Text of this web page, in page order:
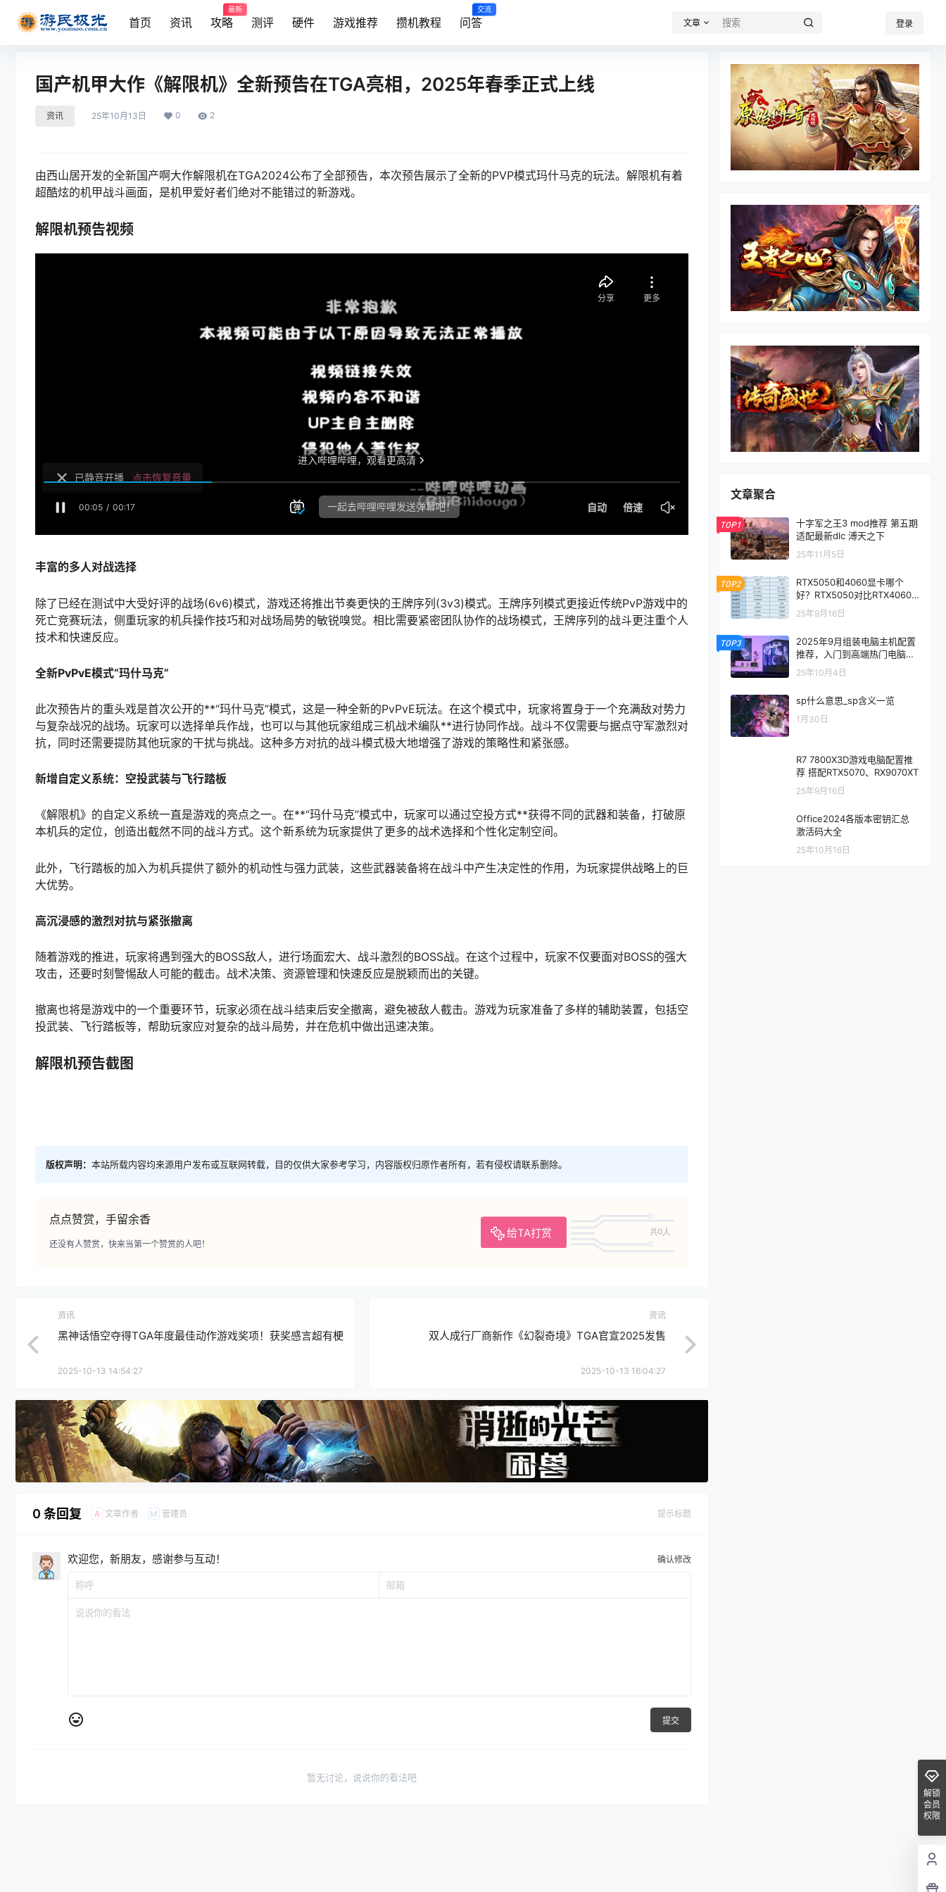
首页 资讯 攻略
最新
测评 硬件 游戏推荐 攒机教程 问答
交流
文章 登录
国产机甲大作《解限机》全新预告在TGA亮相，2025年春季正式上线
资讯 25年10月13日 0 2
由西山居开发的全新国产啊大作解限机在TGA2024公布了全部预告，本次预告展示了全新的PVP模式玛什马克的玩法。解限机有着
超酷炫的机甲战斗画面，是机甲爱好者们绝对不能错过的新游戏。
解限机预告视频
丰富的多人对战选择
除了已经在测试中大受好评的战场(6v6)模式，游戏还将推出节奏更快的王牌序列(3v3)模式。王牌序列模式更接近传统PvP游戏中的
死亡竞赛玩法，侧重玩家的机兵操作技巧和对战场局势的敏锐嗅觉。相比需要紧密团队协作的战场模式，王牌序列的战斗更注重个人
技术和快速反应。
全新PvPvE模式“玛什马克”
此次预告片的重头戏是首次公开的**“玛什马克”模式，这是一种全新的PvPvE玩法。在这个模式中，玩家将置身于一个充满敌对势力
与复杂战况的战场。玩家可以选择单兵作战，也可以与其他玩家组成三机战术编队**进行协同作战。战斗不仅需要与据点守军激烈对
抗，同时还需要提防其他玩家的干扰与挑战。这种多方对抗的战斗模式极大地增强了游戏的策略性和紧张感。
新增自定义系统：空投武装与飞行踏板
《解限机》的自定义系统一直是游戏的亮点之一。在**“玛什马克”模式中，玩家可以通过空投方式**获得不同的武器和装备，打破原
本机兵的定位，创造出截然不同的战斗方式。这个新系统为玩家提供了更多的战术选择和个性化定制空间。
此外，飞行踏板的加入为机兵提供了额外的机动性与强力武装，这些武器装备将在战斗中产生决定性的作用，为玩家提供战略上的巨
大优势。
高沉浸感的激烈对抗与紧张撤离
随着游戏的推进，玩家将遇到强大的BOSS敌人，进行场面宏大、战斗激烈的BOSS战。在这个过程中，玩家不仅要面对BOSS的强大
攻击，还要时刻警惕敌人可能的截击。战术决策、资源管理和快速反应是脱颖而出的关键。
撤离也将是游戏中的一个重要环节，玩家必须在战斗结束后安全撤离，避免被敌人截击。游戏为玩家准备了多样的辅助装置，包括空
投武装、飞行踏板等，帮助玩家应对复杂的战斗局势，并在危机中做出迅速决策。
解限机预告截图
版权声明： 本站所载内容均来源用户发布或互联网转载，目的仅供大家参考学习，内容版权归原作者所有，若有侵权请联系删除。
点点赞赏，手留余香
给TA打赏 共0人
还没有人赞赏，快来当第一个赞赏的人吧！
资讯
黑神话悟空夺得TGA年度最佳动作游戏奖项！获奖感言超有梗
2025-10-13 14:54:27
资讯
双人成行厂商新作《幻裂奇境》TGA官宣2025发售
2025-10-13 16:04:27
0 条回复 A 文章作者 M 管理员 提示标题
欢迎您，新朋友，感谢参与互动！ 确认修改
提交
暂无讨论，说说你的看法吧
文章聚合
TOP1
十字军之王3 mod推荐 第五期
适配最新dlc 溥天之下
25年11月5日
TOP2
RTX5050和4060显卡哪个
好？RTX5050对比RTX4060/
5060性能评测
25年9月16日
TOP3
2025年9月组装电脑主机配置
推荐，入门到高端热门电脑配
置方案
25年10月4日
sp什么意思_sp含义一览
1月30日
R7 7800X3D游戏电脑配置推
荐 搭配RTX5070、RX9070XT
25年9月16日
Office2024各版本密钥汇总
激活码大全
25年10月16日
解锁
会员
权限